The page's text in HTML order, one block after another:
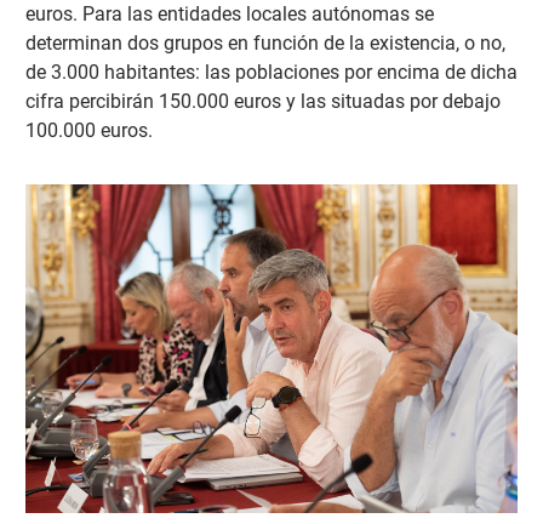
euros. Para las entidades locales autónomas se
determinan dos grupos en función de la existencia, o no,
de 3.000 habitantes: las poblaciones por encima de dicha
cifra percibirán 150.000 euros y las situadas por debajo
100.000 euros.